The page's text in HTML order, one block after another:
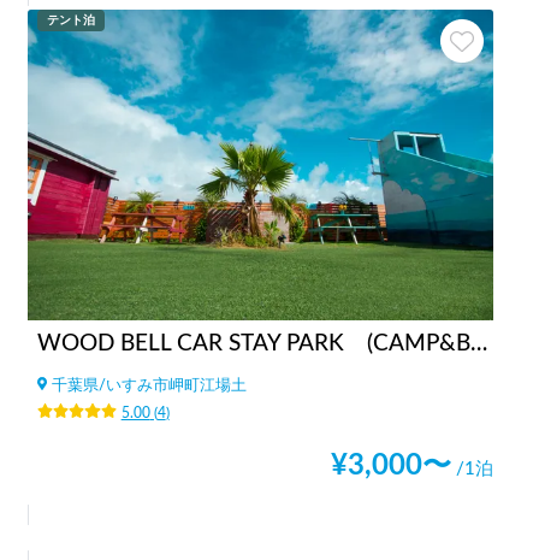
テント泊
WOOD BELL CAR STAY PARK (CAMP&BBQ)
千葉県/いすみ市岬町江場土
5.00(4)
¥3,000〜 /1泊